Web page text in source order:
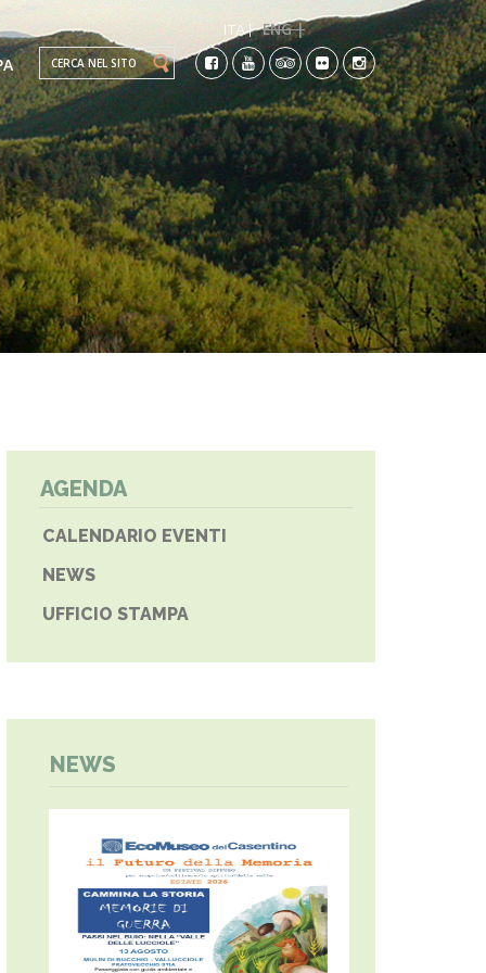
Search this site
ITA | ENG |
AGENDA
CALENDARIO EVENTI
NEWS
UFFICIO STAMPA
NEWS